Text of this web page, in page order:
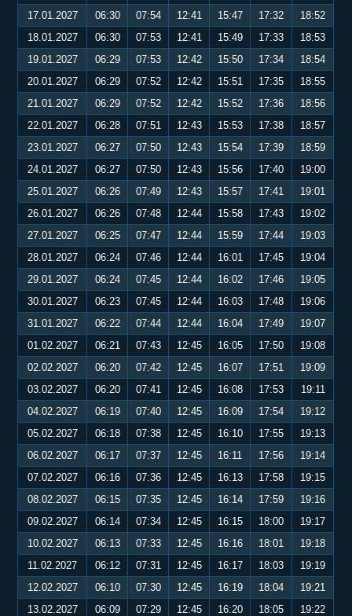
17.01.2027
06:30 07:54 12:41 15:47 17:32
18:52
18.01.2027
06:30 07:53 12:41 15:49 17:33
18:53
19.01.2027
06:29 07:53 12:42 15:50 17:34
18:54
20.01.2027
06:29 07:52 12:42 15:51 17:35
18:55
21.01.2027
06:29 07:52 12:42 15:52 17:36
18:56
22.01.2027
06:28 07:51 12:43 15:53 17:38
18:57
23.01.2027
06:27 07:50 12:43 15:54 17:39
18:59
24.01.2027
06:27 07:50 12:43 15:56 17:40
19:00
25.01.2027
06:26 07:49 12:43 15:57 17:41
19:01
26.01.2027
06:26 07:48 12:44 15:58 17:43
19:02
27.01.2027
06:25 07:47 12:44 15:59 17:44
19:03
28.01.2027
06:24 07:46 12:44 16:01 17:45
19:04
29.01.2027
06:24 07:45 12:44 16:02 17:46
19:05
30.01.2027
06:23 07:45 12:44 16:03 17:48
19:06
31.01.2027
06:22 07:44 12:44 16:04 17:49
19:07
01.02.2027
06:21 07:43 12:45 16:05 17:50
19:08
02.02.2027
06:20 07:42 12:45 16:07 17:51
19:09
03.02.2027
06:20 07:41 12:45 16:08 17:53
19:11
04.02.2027
06:19 07:40 12:45 16:09 17:54
19:12
05.02.2027
06:18 07:38 12:45 16:10 17:55
19:13
06.02.2027
06:17 07:37 12:45 16:11 17:56
19:14
07.02.2027
06:16 07:36 12:45 16:13 17:58
19:15
08.02.2027
06:15 07:35 12:45 16:14 17:59
19:16
09.02.2027
06:14 07:34 12:45 16:15 18:00
19:17
10.02.2027
06:13 07:33 12:45 16:16 18:01
19:18
11.02.2027
06:12 07:31 12:45 16:17 18:03
19:19
12.02.2027
06:10 07:30 12:45 16:19 18:04
19:21
13.02.2027
06:09 07:29 12:45 16:20 18:05
19:22